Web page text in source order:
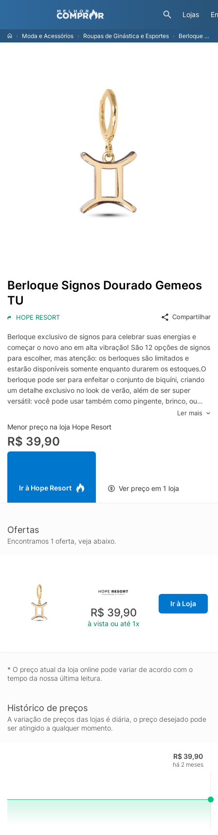
Lojas
Moda e Acessórios Roupas de Ginástica e Esportes Berloque Signos Dourado Gemeos TU
Berloque Signos Dourado Gemeos
TU
HOPE RESORT Compartilhar
Berloque exclusivo de signos para celebrar suas energias e
começar o novo ano em alta vibração! São 12 opções de signos
para escolher, mas atenção: os berloques são limitados e
estarão disponíveis somente enquanto durarem os estoques.O
berloque pode ser para enfeitar o conjunto de biquíni, criando
um detalhe exclusivo no look de verão, além de ser super
versátil: você pode usar também como pingente, brinco, ou
onde sua criatividade mandar um toque de significado que
acompanha você em qualquer ocasião.
Ler mais
Menor preço na loja Hope Resort
R$ 39,90
Ir à Hope Resort Ver preço em 1 loja
Ofertas
Encontramos 1 oferta, veja abaixo.
R$ 39,90
à vista ou até 1x
Ir à Loja
* O preço atual da loja online pode variar de acordo com o
tempo da nossa última leitura.
Histórico de preços
A variação de preços das lojas é diária, o preço desejado pode
ser atingido a qualquer momento.
R$ 39,90
há 2 meses